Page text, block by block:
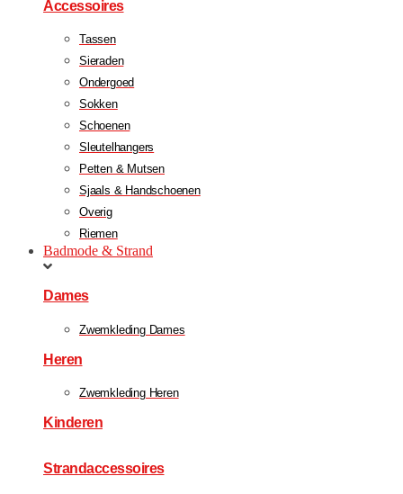
Accessoires
Tassen
Sieraden
Ondergoed
Sokken
Schoenen
Sleutelhangers
Petten & Mutsen
Sjaals & Handschoenen
Overig
Riemen
Badmode & Strand
Dames
Zwemkleding Dames
Heren
Zwemkleding Heren
Kinderen
Strandaccessoires